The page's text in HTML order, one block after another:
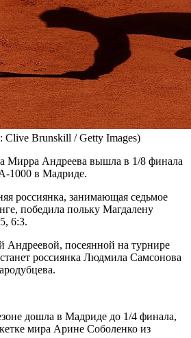
Clive Brunskill / Getty Images)
Мирра Андреева вышла в 1/8 финала
1000 в Мадриде.
россиянка, занимающая седьмое
победила польку Магдалену
6:3.
посеянной на турнире
россиянка Людмила Самсонова
дошла в Мадриде до 1/4 финала,
мира Арине Соболенко из